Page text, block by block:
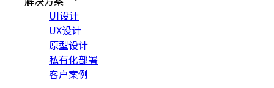
UI设计
UX设计
原型设计
私有化部署
客户案例